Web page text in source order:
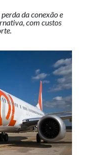
da conexão e
com custos